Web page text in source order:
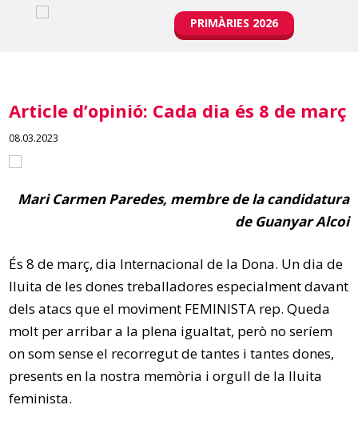
PRIMÀRIES 2026
Article d’opinió: Cada dia és 8 de març
08.03.2023
Mari Carmen Paredes, membre dela candidatura
de Guanyar Alcoi
És 8 de març, dia Internacional de la Dona. Un dia de
lluita de les dones treballadores especialment davant
dels atacs que el moviment FEMINISTA rep. Queda
molt per arribar a la plena igualtat, però no seríem
on som sense el recorregut de tantes i tantes dones,
presents en la nostra memòria i orgull de la lluita
feminista.